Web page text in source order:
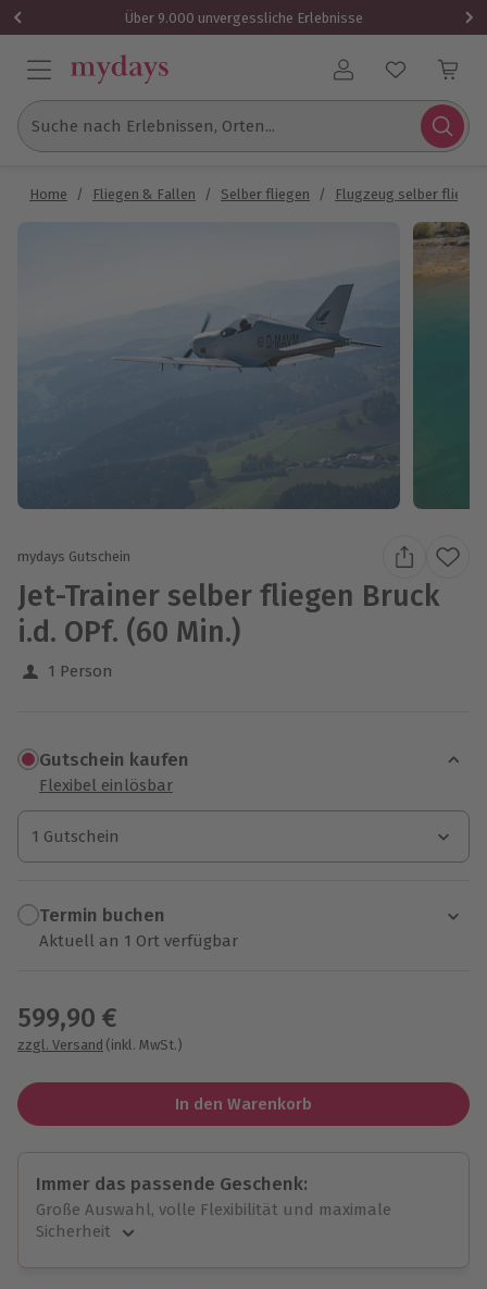
Über 9.000 unvergessliche Erlebnisse
Benutzerkonto
Suche nach Erlebnissen, Orten...
Home / Fliegen & Fallen / Selber fliegen / Flugzeug selber fliegen
mydays Gutschein
Jet-Trainer selber fliegen Bruck
i.d. OPf. (60 Min.)
1 Person
Gutschein kaufen
Flexibel einlösbar
1 Gutschein
1 Gutschein
1 Gutschein
Termin buchen
Aktuell an 1 Ort verfügbar
599,90 €
zzgl. Versand (inkl. MwSt.)
In den Warenkorb
Immer das passende Geschenk:
Große Auswahl, volle Flexibilität und maximale
Sicherheit